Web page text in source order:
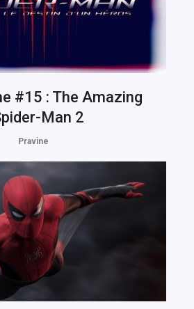
#15 : The Amazing
Man 2
Pravine